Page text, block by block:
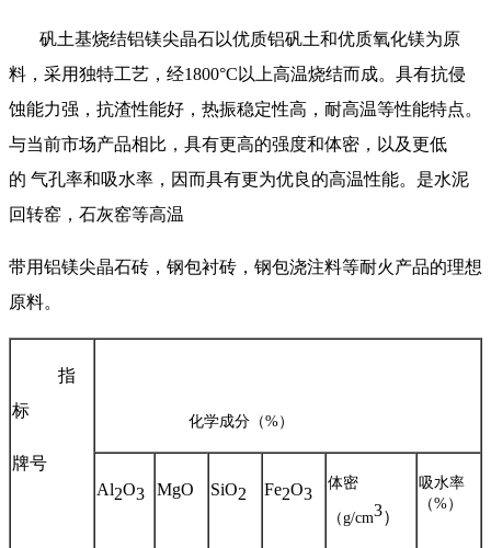
矾土基烧结铝镁尖晶石以优质铝矾土和优质氧化镁为原
料，采用独特工艺，经1800°C 以上高温烧结而成。具有抗侵
蚀能力强，抗渣性能好，热振稳定性高，耐高温等性能特点。
与当前市场产品相比，具有更高的强度和体密，以及更低
的 气孔率和吸水率，因而具有更为优良的高温性能。是水泥
回转窑，石灰窑等高温
带用铝镁尖晶石砖，钢包衬砖，钢包浇注料等耐火产品的理想
原料。
指
标
牌号
化学成分（%）
Al2O3 MgO SiO2 Fe2O3
体密
（g/cm3）
吸水率
（%）